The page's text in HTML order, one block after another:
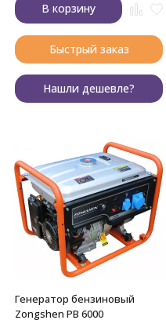
В корзину
Быстрый заказ
Нашли дешевле?
Генератор бензиновый
Zongshen PB 6000